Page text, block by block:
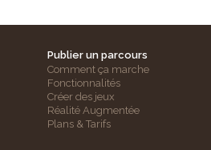
Publier un parcours
Comment ça marche
Fonctionnalités
Créer des jeux
Réalité Augmentée
Plans & Tarifs